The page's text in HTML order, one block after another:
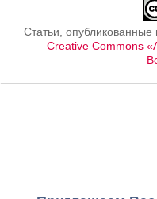
Статьи,
Creative Commons